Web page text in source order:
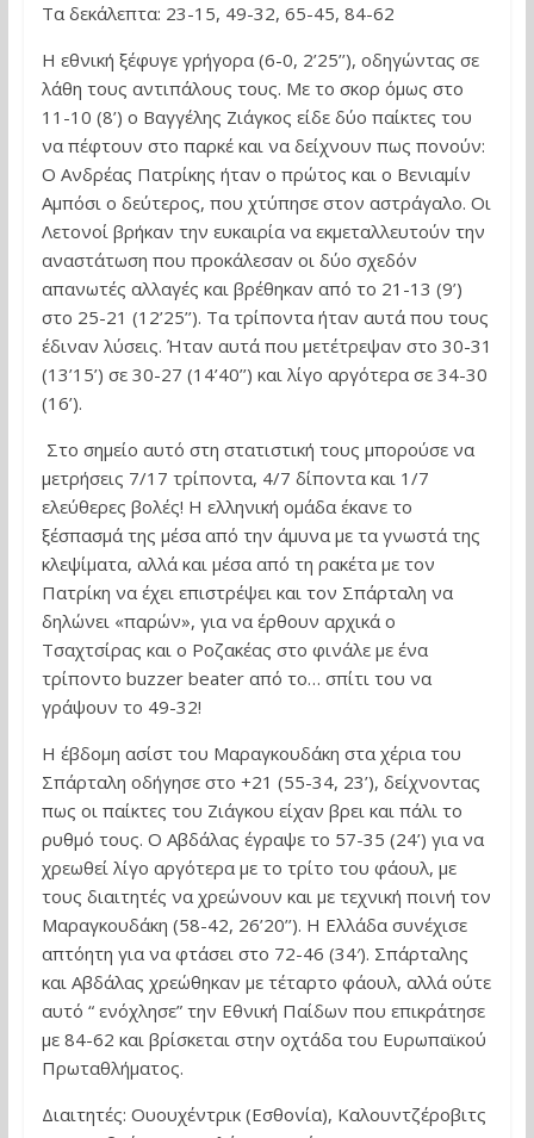
Τα δεκάλεπτα: 23-15, 49-32, 65-45, 84-62
Η εθνική ξέφυγε γρήγορα (6-0, 2’25’’), οδηγώντας σε
λάθη τους αντιπάλους τους. Με το σκορ όμως στο
11-10 (8’) ο Βαγγέλης Ζιάγκος είδε δύο παίκτες του
να πέφτουν στο παρκέ και να δείχνουν πως πονούν:
Ο Ανδρέας Πατρίκης ήταν ο πρώτος και ο Βενιαμίν
Αμπόσι ο δεύτερος, που χτύπησε στον αστράγαλο. Οι
Λετονοί βρήκαν την ευκαιρία να εκμεταλλευτούν την
αναστάτωση που προκάλεσαν οι δύο σχεδόν
απανωτές αλλαγές και βρέθηκαν από το 21-13 (9’)
στο 25-21 (12’25’’). Τα τρίποντα ήταν αυτά που τους
έδιναν λύσεις. Ήταν αυτά που μετέτρεψαν στο 30-31
(13’15’) σε 30-27 (14’40’’) και λίγο αργότερα σε 34-30
(16’).
Στο σημείο αυτό στη στατιστική τους μπορούσε να
μετρήσεις 7/17 τρίποντα, 4/7 δίποντα και 1/7
ελεύθερες βολές! Η ελληνική ομάδα έκανε το
ξέσπασμά της μέσα από την άμυνα με τα γνωστά της
κλεψίματα, αλλά και μέσα από τη ρακέτα με τον
Πατρίκη να έχει επιστρέψει και τον Σπάρταλη να
δηλώνει «παρών», για να έρθουν αρχικά ο
Τσαχτσίρας και ο Ροζακέας στο φινάλε με ένα
τρίποντο buzzer beater από το… σπίτι του να
γράψουν το 49-32!
Η έβδομη ασίστ του Μαραγκουδάκη στα χέρια του
Σπάρταλη οδήγησε στο +21 (55-34, 23’), δείχνοντας
πως οι παίκτες του Ζιάγκου είχαν βρει και πάλι το
ρυθμό τους. Ο Αβδάλας έγραψε το 57-35 (24’) για να
χρεωθεί λίγο αργότερα με το τρίτο του φάουλ, με
τους διαιτητές να χρεώνουν και με τεχνική ποινή τον
Μαραγκουδάκη (58-42, 26’20’’). H Ελλάδα συνέχισε
απτόητη για να φτάσει στο 72-46 (34′). Σπάρταλης
και Αβδάλας χρεώθηκαν με τέταρτο φάουλ, αλλά ούτε
αυτό “ ενόχλησε” την Εθνική Παίδων που επικράτησε
με 84-62 και βρίσκεται στην οχτάδα του Ευρωπαϊκού
Πρωταθλήματος.
Διαιτητές: Ουουχέντρικ (Εσθονία), Καλουντζέροβιτς